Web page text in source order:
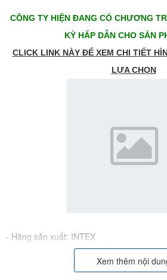
CÔNG TY HIỆN ĐANG CÓ CHƯƠNG
KỲ HẤP DẪN CHO SẢN
CLICK LINK NÀY ĐỂ XEM CHI TIẾT
LỰA CHỌN
- Hãng sản xuất: INTEX
- Thích hợp với bé từ 8 tuổi trở lên
- Màu sắc: Vàng, bộ sản phẩm bao gồm:
Xem thêm nội